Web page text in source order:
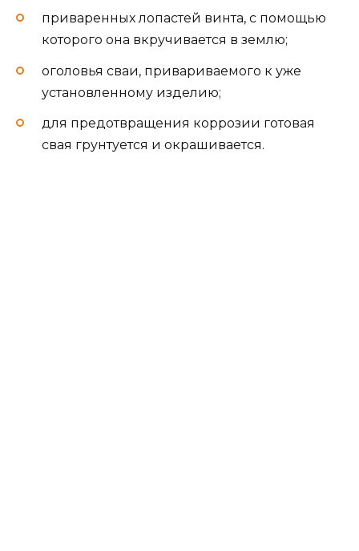
приваренных лопастей винта, с помощью
которого она вкручивается в землю;
оголовья сваи, привариваемого к уже
установленному изделию;
для предотвращения коррозии готовая
свая грунтуется и окрашивается.